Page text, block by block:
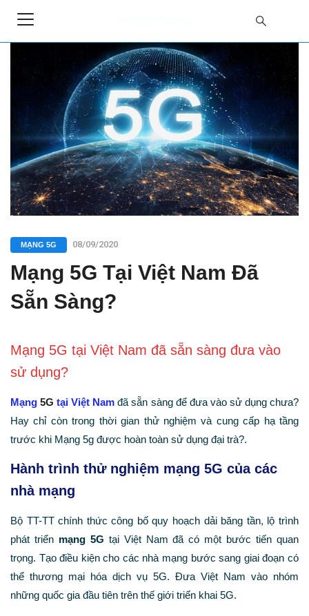
MẠNG 5G 08/09/2020
Mạng 5G Tại Việt Nam Đã
Sẵn Sàng?
Mạng 5G tại Việt Nam đã sẵn sàng đưa vào
sử dụng?
Mạng5G tại Việt Nam đã sẵn sàng để đưa vào sử dụng chưa?
Hay chỉ còn trong thời gian thử nghiệm và cung cấp hạ tầng
trước khi Mạng 5g được hoàn toàn sử dụng đại trà?.
Hành trình thử nghiệm mạng 5G của các
nhà mạng
Bộ TT-TT chính thức công bố quy hoạch dải băng tần, lộ trình
phát triển mạng 5G tại Việt Nam đã có một bước tiến quan
trọng. Tạo điều kiện cho các nhà mạng bước sang giai đoạn có
thể thương mại hóa dịch vụ 5G. Đưa Việt Nam vào nhóm
những quốc gia đầu tiên trên thế giới triển khai 5G.